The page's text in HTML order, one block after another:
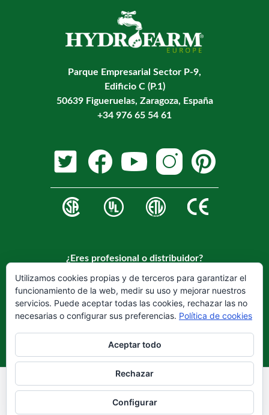
Parque Empresarial Sector P-9,
Edificio C (P.1)
50639 Figueruelas, Zaragoza, España
+34 976 65 54 61
¿Eres profesional o distribuidor?
Regístrese en nuestra web para hacerse cliente.
REGISTRARSE
Aviso legal
Política de privacidad
Política de cookies
Utilizamos cookies propias y de terceros para garantizar el
funcionamiento de la web, medir su uso y mejorar nuestros
servicios. Puede aceptar todas las cookies, rechazar las no
necesarias o configurar sus preferencias. Política de cookies
Aceptar todo
Rechazar
Configurar